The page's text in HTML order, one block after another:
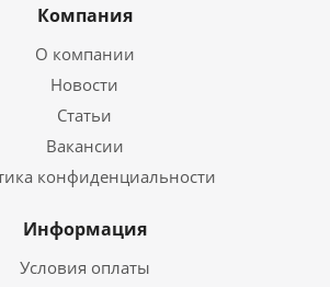
Компания
О компании
Новости
Статьи
Вакансии
конфиденциальности
Информация
Условия оплаты